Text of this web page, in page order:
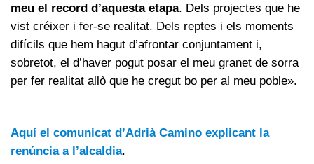
meu el record d’aquesta etapa. Dels projectes que he
vist créixer i fer-se realitat. Dels reptes i els moments
difícils que hem hagut d’afrontar conjuntament i,
sobretot, el d’haver pogut posar el meu granet de sorra
per fer realitat allò que he cregut bo per al meu poble».
Aquí el comunicat d’Adrià Camino explicant la
renúncia a l’alcaldia.